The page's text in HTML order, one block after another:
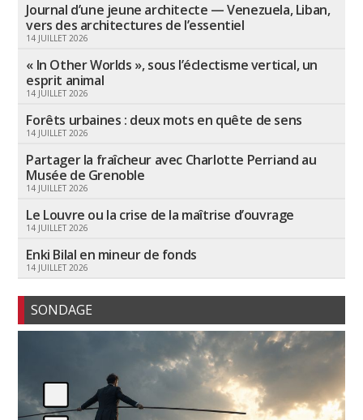
Journal d’une jeune architecte — Venezuela, Liban,
vers des architectures de l’essentiel
14 JUILLET 2026
« In Other Worlds », sous l’éclectisme vertical, un
esprit animal
14 JUILLET 2026
Forêts urbaines : deux mots en quête de sens
14 JUILLET 2026
Partager la fraîcheur avec Charlotte Perriand au
Musée de Grenoble
14 JUILLET 2026
Le Louvre ou la crise de la maîtrise d’ouvrage
14 JUILLET 2026
Enki Bilal en mineur de fonds
14 JUILLET 2026
SONDAGE